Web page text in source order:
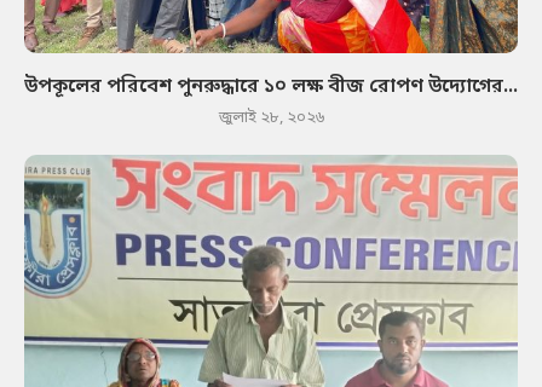
উপকূলের পরিবেশ পুনরুদ্ধারে ১০ লক্ষ বীজ রোপণ উদ্যোগের...
জুলাই ২৮, ২০২৬